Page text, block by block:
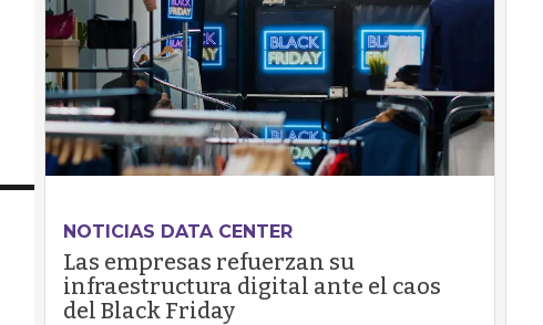
NOTICIAS DATA CENTER
Las empresas refuerzan su
infraestructura digital ante el caos
del Black Friday